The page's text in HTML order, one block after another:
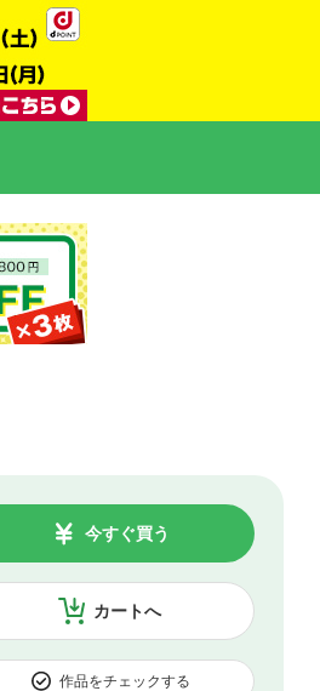
カートへ
今すぐ買う
作品をチェックする